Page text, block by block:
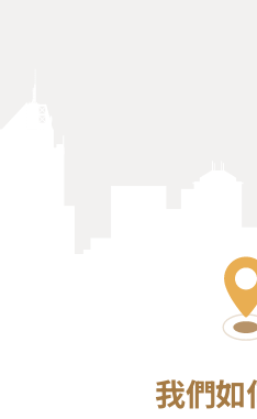
我們如